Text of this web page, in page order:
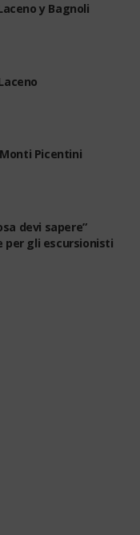
y Bagnoli
Picentini
devi sapere”
per gli escursionisti